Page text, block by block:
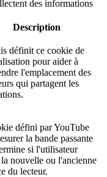
des informations
Description
définit ce cookie de
pour aider à
l'emplacement des
qui partagent les
défini par YouTube
la bande passante
si l'utilisateur
nouvelle ou l'ancienne
du lecteur.